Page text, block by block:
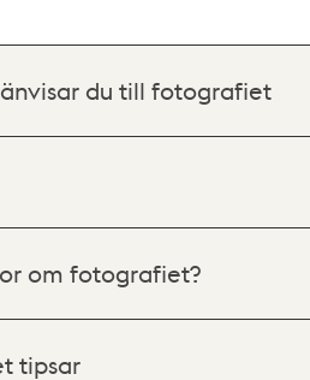
du till fotografiet
om fotografiet?
tipsar